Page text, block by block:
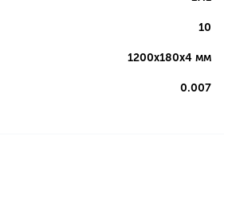
10
1200х180х4 мм
0.007